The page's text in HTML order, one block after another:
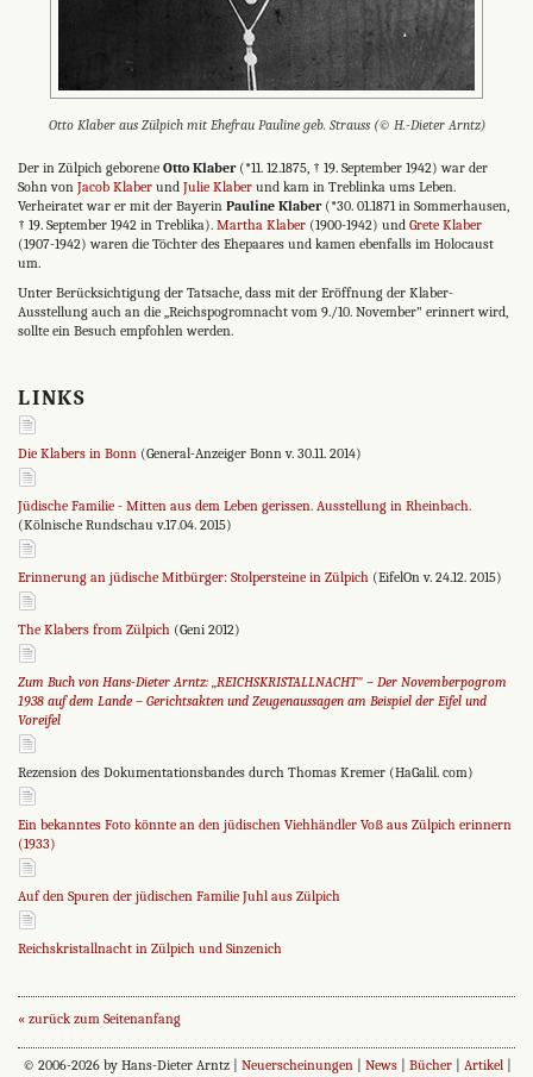
Otto Klaber aus Zülpich mit Ehefrau Pauline geb. Strauss (© H.-Dieter Arntz)
Der in Zülpich geborene Otto Klaber(*11. 12.1875, † 19. September 1942) war der
Sohn von Jacob Klaber und Julie Klaber und kam in Treblinka ums Leben.
Verheiratet war er mit der Bayerin Pauline Klaber(*30. 01.1871 in Sommerhausen,
† 19. September 1942 in Treblika). Martha Klaber (1900-1942) und Grete Klaber
(1907-1942) waren die Töchter des Ehepaares und kamen ebenfalls im Holocaust
um.
Unter Berücksichtigung der Tatsache, dass mit der Eröffnung der Klaber-
Ausstellung auch an die „Reichspogromnacht vom 9./10. November" erinnert wird,
sollte ein Besuch empfohlen werden.
LINKS
Die Klabers in Bonn (General-Anzeiger Bonn v. 30.11. 2014)
Jüdische Familie - Mitten aus dem Leben gerissen. Ausstellung in Rheinbach.
(Kölnische Rundschau v.17.04. 2015)
Erinnerung an jüdische Mitbürger: Stolpersteine in Zülpich (EifelOn v. 24.12. 2015)
The Klabers from Zülpich (Geni 2012)
Zum Buch von Hans-Dieter Arntz: „REICHSKRISTALLNACHT" – Der Novemberpogrom
1938 auf dem Lande – Gerichtsakten und Zeugenaussagen am Beispiel der Eifel und
Voreifel
Rezension des Dokumentationsbandes durch Thomas Kremer (HaGalil. com)
Ein bekanntes Foto könnte an den jüdischen Viehhändler Voß aus Zülpich erinnern
(1933)
Auf den Spuren der jüdischen Familie Juhl aus Zülpich
Reichskristallnacht in Zülpich und Sinzenich
« zurück zum Seitenanfang
© 2006-2026 by Hans-Dieter Arntz | Neuerscheinungen| News| Bücher| Artikel|